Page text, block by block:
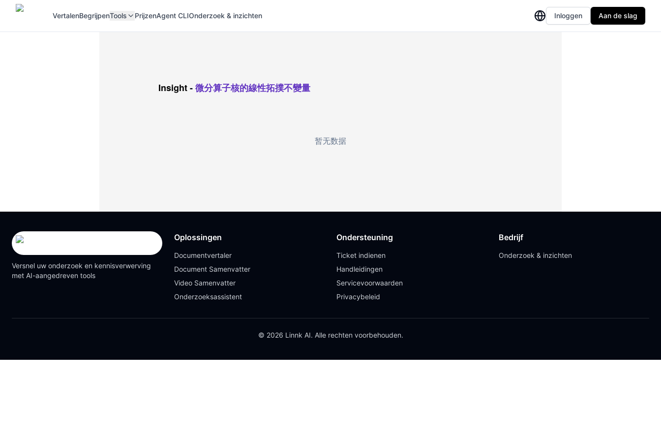
VertalenBegrijpenTools PrijzenAgent CLIOnderzoek & inzichten Inloggen Aan de slag
Insight-微分算子核的線性拓撲不變量
暂无数据
Versnel uw onderzoek en kennisverwerving
met AI-aangedreven tools
Oplossingen
Documentvertaler
Document Samenvatter
Video Samenvatter
Onderzoeksassistent
Ondersteuning
Ticket indienen
Handleidingen
Servicevoorwaarden
Privacybeleid
Bedrijf
Onderzoek & inzichten
© 2026 Linnk AI. Alle rechten voorbehouden.